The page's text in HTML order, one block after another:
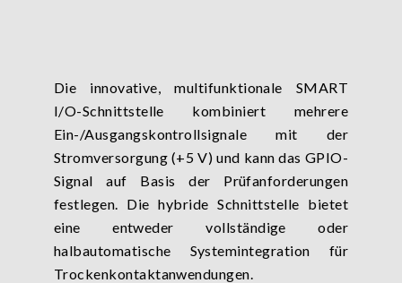
Die innovative, multifunktionale SMART
I/O-Schnittstelle kombiniert mehrere
Ein-/Ausgangskontrollsignale mit der
Stromversorgung (+5 V) und kann das GPIO-
Signal auf Basis der Prüfanforderungen
festlegen. Die hybride Schnittstelle bietet
eine entweder vollständige oder
halbautomatische Systemintegration für
Trockenkontaktanwendungen.